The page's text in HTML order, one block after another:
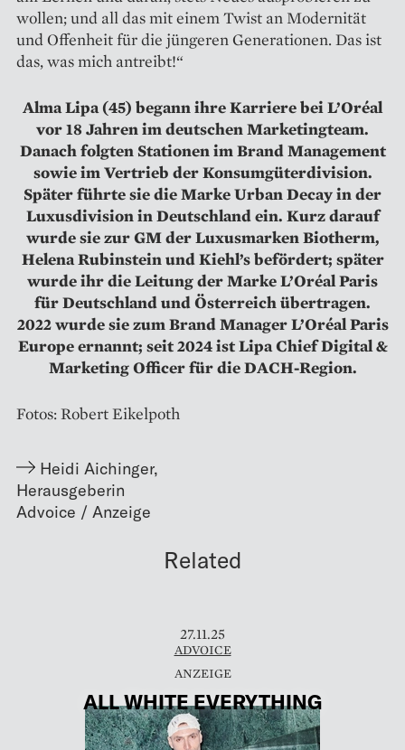
wollen; und all das mit einem Twist an Modernität
und Offenheit für die jüngeren Generationen. Das ist
das, was mich antreibt!“
Alma Lipa (45) begann ihre Karriere bei L’Oréal
vor 18 Jahren im deutschen Marketingteam.
Danach folgten Stationen im Brand Management
sowie im Vertrieb der Konsumgüterdivision.
Später führte sie die Marke Urban Decay in der
Luxusdivision in Deutschland ein. Kurz darauf
wurde sie zur GM der Luxusmarken Biotherm,
Helena Rubinstein und Kiehl’s befördert; später
wurde ihr die Leitung der Marke L’Oréal Paris
für Deutschland und Österreich übertragen.
2022 wurde sie zum Brand Manager L’Oréal Paris
Europe ernannt; seit 2024 ist Lipa Chief Digital &
Marketing Officer für die DACH-Region.
Fotos: Robert Eikelpoth
Heidi Aichinger,
Herausgeberin
Related
27.11.25
ADVOICE
ALL WHITE EVERYTHING